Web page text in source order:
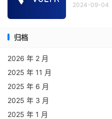
2024-09-04
归档
2026 年 2 月
2025 年 11 月
2025 年 6 月
2025 年 3 月
2025 年 1 月